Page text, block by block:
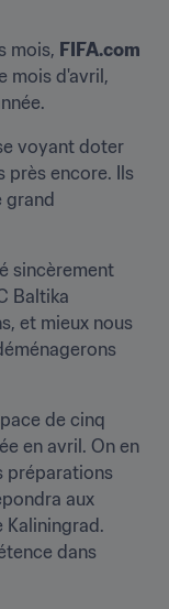
mois, FIFA.com
mois d'avril,
voyant doter
près encore. Ils
grand
sincèrement
Baltika
et mieux nous
de cinq
en avril. On en
préparations
aux
Kaliningrad.
dans